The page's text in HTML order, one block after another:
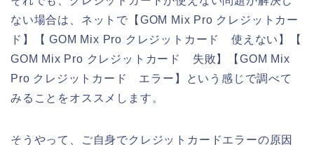
ない場合は、ネットで【GOM Mix Pro クレジットカー
ド】【 GOM Mix Pro クレジットカード 使えない】【
GOM Mix Pro クレジットカード 失敗】【GOM Mix
Pro クレジットカード エラー】という感じで調べて
みることをオススメします。
そうやって、ご自身でクレジットカードエラーの原因